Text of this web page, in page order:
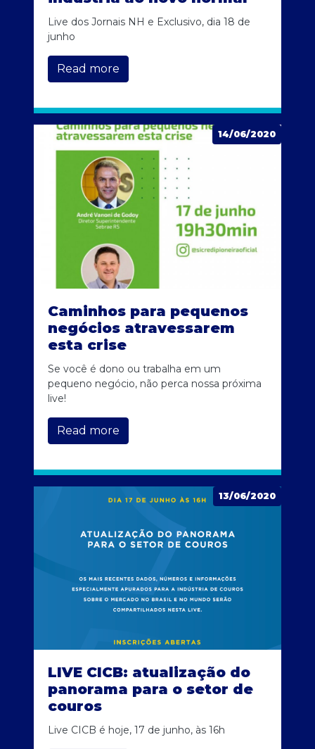
Live dos Jornais NH e Exclusivo, dia 18 de
junho
Read more
14/06/2020
Caminhos para pequenos
negócios atravessarem
esta crise
Se você é dono ou trabalha em um
pequeno negócio, não perca nossa próxima
live!
Read more
13/06/2020
LIVE CICB: atualização do
panorama para o setor de
couros
Live CICB é hoje, 17 de junho, às 16h